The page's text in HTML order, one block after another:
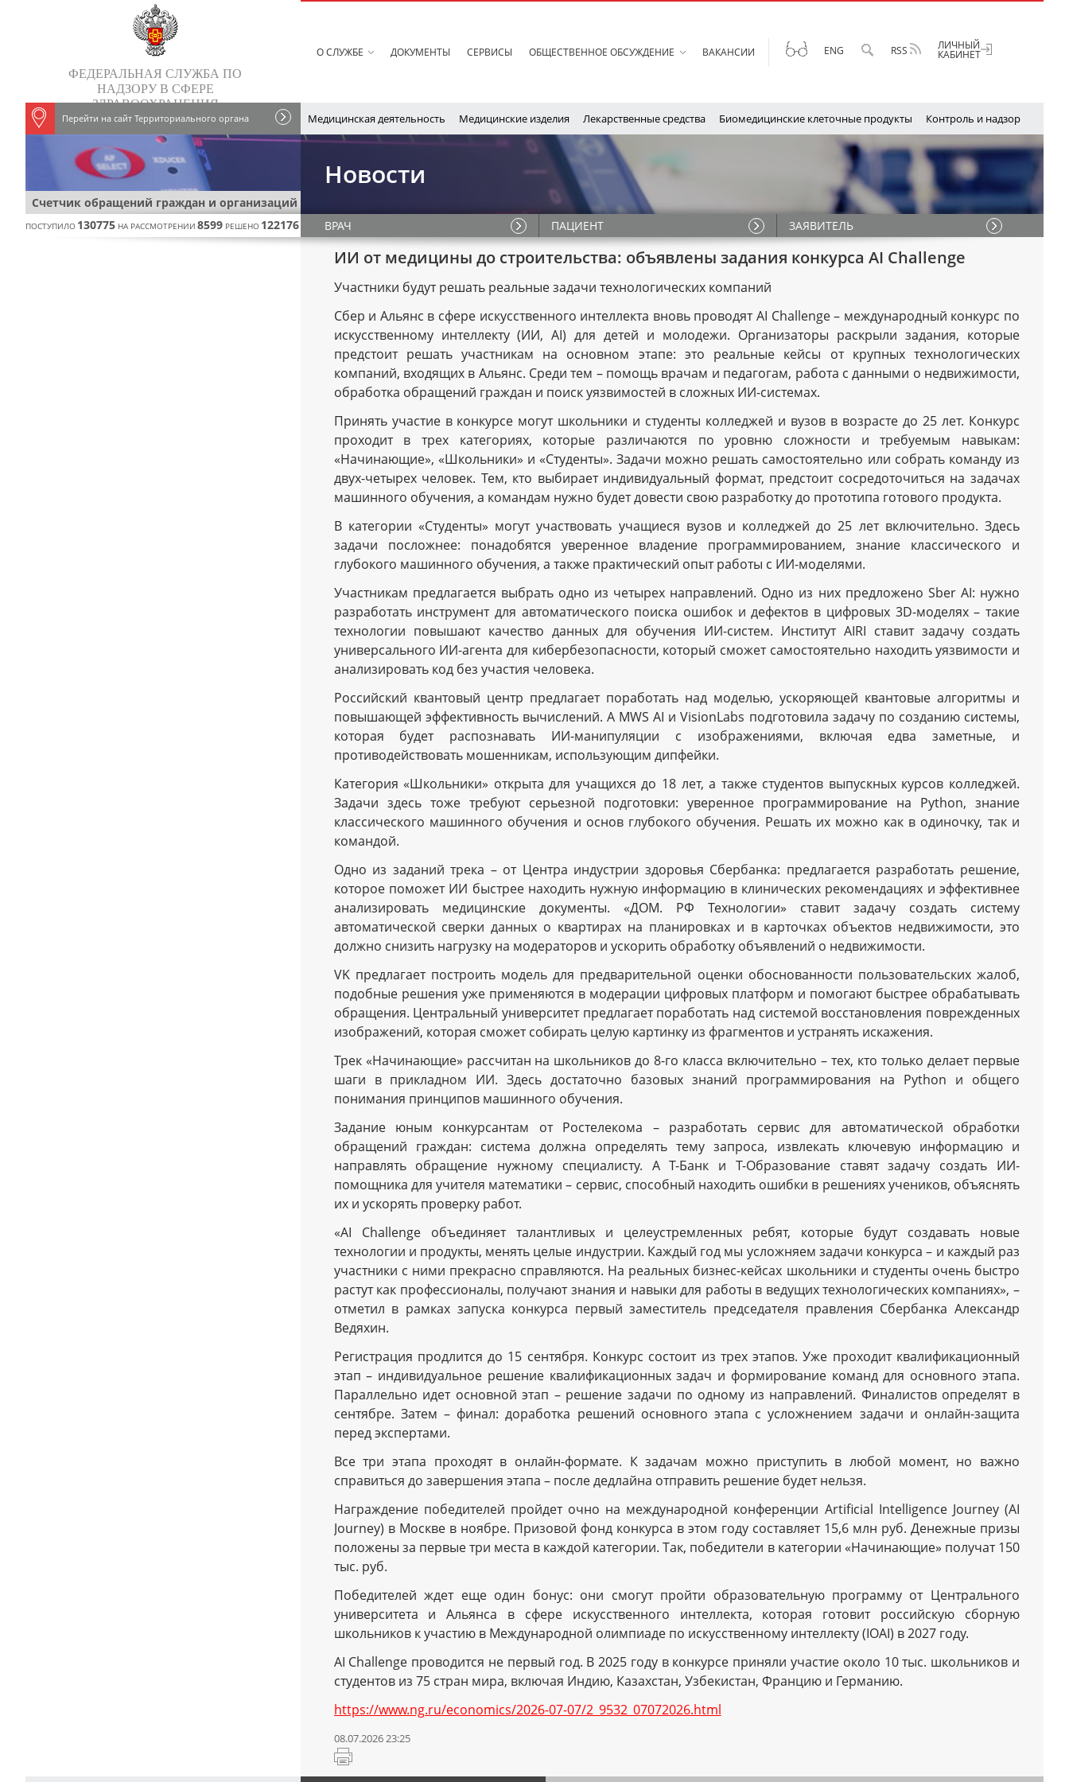
ФЕДЕРАЛЬНАЯ СЛУЖБА ПО
НАДЗОРУ В СФЕРЕ
ЗДРАВООХРАНЕНИЯ
Перейти на сайт Территориального органа
О СЛУЖБЕ ДОКУМЕНТЫ СЕРВИСЫ ОБЩЕСТВЕННОЕ ОБСУЖДЕНИЕ ВАКАНСИИ
СПЕЦИАЛЬНАЯ
ENG
ПОИСКRSS ЛИЧНЫЙ
КАБИНЕТ
Медицинская деятельность Медицинские изделия Лекарственные средства Биомедицинские клеточные продукты Контроль и надзор
Новости
Счетчик обращений граждан и организаций
ПОСТУПИЛО 130775 НА РАССМОТРЕНИИ 8599 РЕШЕНО 122176 ВРАЧ ПАЦИЕНТ ЗАЯВИТЕЛЬ
ИИ от медицины до строительства: объявлены задания конкурса AI Challenge
Участники будут решать реальные задачи технологических компаний
Сбер и Альянс в сфере искусственного интеллекта вновь проводят AI Challenge – международный конкурс по
искусственному интеллекту (ИИ, AI) для детей и молодежи. Организаторы раскрыли задания, которые
предстоит решать участникам на основном этапе: это реальные кейсы от крупных технологических
компаний, входящих в Альянс. Среди тем – помощь врачам и педагогам, работа с данными о недвижимости,
обработка обращений граждан и поиск уязвимостей в сложных ИИ-системах.
Принять участие в конкурсе могут школьники и студенты колледжей и вузов в возрасте до 25 лет. Конкурс
проходит в трех категориях, которые различаются по уровню сложности и требуемым навыкам:
«Начинающие», «Школьники» и «Студенты». Задачи можно решать самостоятельно или собрать команду из
двух-четырех человек. Тем, кто выбирает индивидуальный формат, предстоит сосредоточиться на задачах
машинного обучения, а командам нужно будет довести свою разработку до прототипа готового продукта.
В категории «Студенты» могут участвовать учащиеся вузов и колледжей до 25 лет включительно. Здесь
задачи посложнее: понадобятся уверенное владение программированием, знание классического и
глубокого машинного обучения, а также практический опыт работы с ИИ-моделями.
Участникам предлагается выбрать одно из четырех направлений. Одно из них предложено Sber AI: нужно
разработать инструмент для автоматического поиска ошибок и дефектов в цифровых 3D-моделях – такие
технологии повышают качество данных для обучения ИИ-систем. Институт AIRI ставит задачу создать
универсального ИИ-агента для кибербезопасности, который сможет самостоятельно находить уязвимости и
анализировать код без участия человека.
Российский квантовый центр предлагает поработать над моделью, ускоряющей квантовые алгоритмы и
повышающей эффективность вычислений. А MWS AI и VisionLabs подготовила задачу по созданию системы,
которая будет распознавать ИИ-манипуляции с изображениями, включая едва заметные, и
противодействовать мошенникам, использующим дипфейки.
Категория «Школьники» открыта для учащихся до 18 лет, а также студентов выпускных курсов колледжей.
Задачи здесь тоже требуют серьезной подготовки: уверенное программирование на Python, знание
классического машинного обучения и основ глубокого обучения. Решать их можно как в одиночку, так и
командой.
Одно из заданий трека – от Центра индустрии здоровья Сбербанка: предлагается разработать решение,
которое поможет ИИ быстрее находить нужную информацию в клинических рекомендациях и эффективнее
анализировать медицинские документы. «ДОМ. РФ Технологии» ставит задачу создать систему
автоматической сверки данных о квартирах на планировках и в карточках объектов недвижимости, это
должно снизить нагрузку на модераторов и ускорить обработку объявлений о недвижимости.
VK предлагает построить модель для предварительной оценки обоснованности пользовательских жалоб,
подобные решения уже применяются в модерации цифровых платформ и помогают быстрее обрабатывать
обращения. Центральный университет предлагает поработать над системой восстановления поврежденных
изображений, которая сможет собирать целую картинку из фрагментов и устранять искажения.
Трек «Начинающие» рассчитан на школьников до 8-го класса включительно – тех, кто только делает первые
шаги в прикладном ИИ. Здесь достаточно базовых знаний программирования на Python и общего
понимания принципов машинного обучения.
Задание юным конкурсантам от Ростелекома – разработать сервис для автоматической обработки
обращений граждан: система должна определять тему запроса, извлекать ключевую информацию и
направлять обращение нужному специалисту. А Т-Банк и Т-Образование ставят задачу создать ИИ-
помощника для учителя математики – сервис, способный находить ошибки в решениях учеников, объяснять
их и ускорять проверку работ.
«AI Challenge объединяет талантливых и целеустремленных ребят, которые будут создавать новые
технологии и продукты, менять целые индустрии. Каждый год мы усложняем задачи конкурса – и каждый раз
участники с ними прекрасно справляются. На реальных бизнес-кейсах школьники и студенты очень быстро
растут как профессионалы, получают знания и навыки для работы в ведущих технологических компаниях», –
отметил в рамках запуска конкурса первый заместитель председателя правления Сбербанка Александр
Ведяхин.
Регистрация продлится до 15 сентября. Конкурс состоит из трех этапов. Уже проходит квалификационный
этап – индивидуальное решение квалификационных задач и формирование команд для основного этапа.
Параллельно идет основной этап – решение задачи по одному из направлений. Финалистов определят в
сентябре. Затем – финал: доработка решений основного этапа с усложнением задачи и онлайн-защита
перед экспертами.
Все три этапа проходят в онлайн-формате. К задачам можно приступить в любой момент, но важно
справиться до завершения этапа – после дедлайна отправить решение будет нельзя.
Награждение победителей пройдет очно на международной конференции Artificial Intelligence Journey (AI
Journey) в Москве в ноябре. Призовой фонд конкурса в этом году составляет 15,6 млн руб. Денежные призы
положены за первые три места в каждой категории. Так, победители в категории «Начинающие» получат 150
тыс. руб.
Победителей ждет еще один бонус: они смогут пройти образовательную программу от Центрального
университета и Альянса в сфере искусственного интеллекта, которая готовит российскую сборную
школьников к участию в Международной олимпиаде по искусственному интеллекту (IOAI) в 2027 году.
AI Challenge проводится не первый год. В 2025 году в конкурсе приняли участие около 10 тыс. школьников и
студентов из 75 стран мира, включая Индию, Казахстан, Узбекистан, Францию и Германию.
https://www.ng.ru/economics/2026-07-07/2_9532_07072026.html
08.07.2026 23:25
Распечатать
страницу